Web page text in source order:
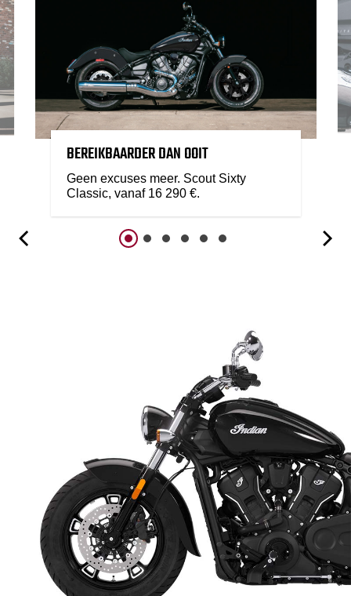
BEREIKBAARDER DAN OOIT
Geen excuses meer. Scout Sixty
Classic, vanaf 16 290 €.